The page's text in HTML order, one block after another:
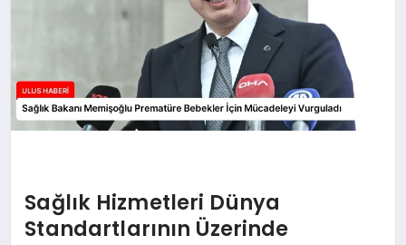
Sağlık Hizmetleri Dünya
Standartlarının Üzerinde